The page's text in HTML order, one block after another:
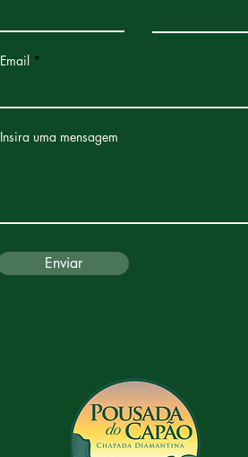
Email
Insira uma mensagem
Enviar